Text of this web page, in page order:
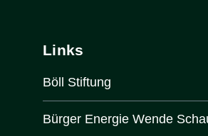
Links
Böll Stiftung
Bürger Energie Wende